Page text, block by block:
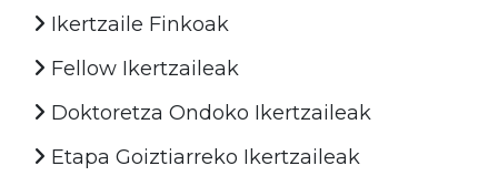
Ikertzaile Finkoak
Fellow Ikertzaileak
Doktoretza Ondoko Ikertzaileak
Etapa Goiztiarreko Ikertzaileak